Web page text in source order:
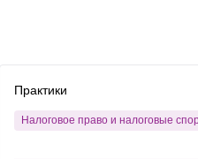
Français
Практики
Налоговое право и налоговые